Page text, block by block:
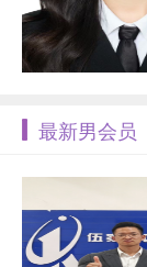
最新男会员